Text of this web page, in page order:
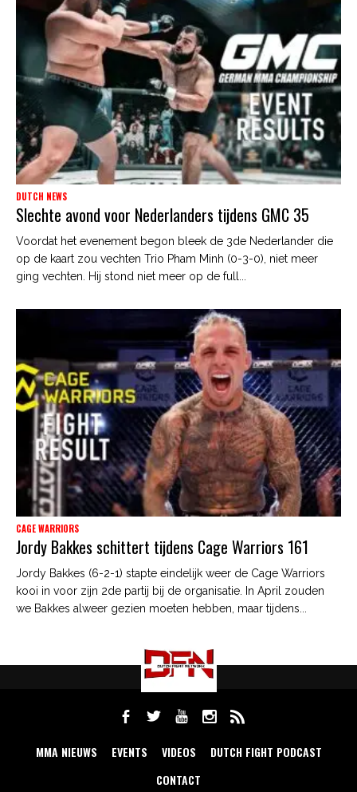
DUTCH NEWS
Slechte avond voor Nederlanders tijdens GMC 35
Voordat het evenement begon bleek de 3de Nederlander die
op de kaart zou vechten Trio Pham Minh (0-3-0), niet meer
ging vechten. Hij stond niet meer op de full...
CAGE WARRIORS
Jordy Bakkes schittert tijdens Cage Warriors 161
Jordy Bakkes (6-2-1) stapte eindelijk weer de Cage Warriors
kooi in voor zijn 2de partij bij de organisatie. In April zouden
we Bakkes alweer gezien moeten hebben, maar tijdens...
MMA NIEUWS EVENTS VIDEOS
DUTCH FIGHT PODCAST
CONTACT